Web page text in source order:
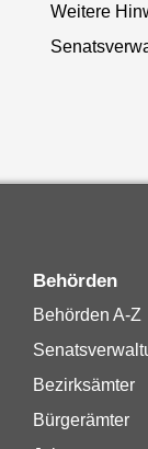
Weitere
Behörden
Behörden A-Z
Bezirksämter
Bürgerämter